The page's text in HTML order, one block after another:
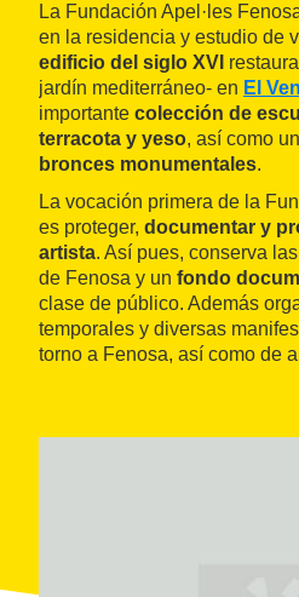
La Fundación Apel·les
en la residencia y estudio de
edificio del siglo XVI
jardín mediterráneo- en El
importante colección de
terracota y yeso, así como
bronces monumentales.
La vocación primera de la
es proteger, documentar y
artista. Así pues, conserva las
de Fenosa y un fondo
clase de público. Además
temporales y diversas
torno a Fenosa, así como de